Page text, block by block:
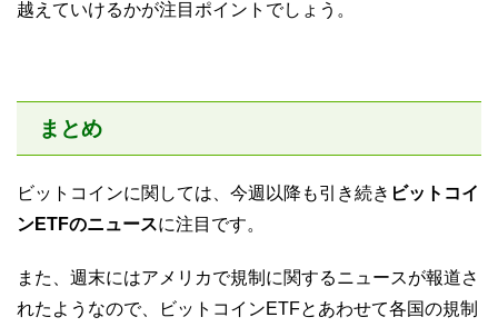
越えていけるかが注目ポイントでしょう。
まとめ
ビットコインに関しては、今週以降も引き続き ビットコイ
ンETFのニュースに注目です。
また、週末にはアメリカで規制に関するニュースが報道さ
れたようなので、ビットコインETFとあわせて各国の規制